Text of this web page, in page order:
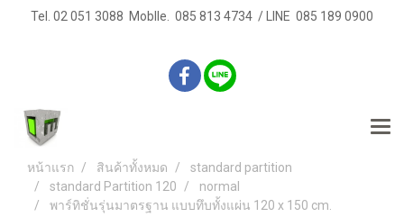
Tel. 02 051 3088 Moblle. 085 813 4734 / LINE 085 189 0900
หน้าแรก สินค้าทั้งหมด
standard partition
standard Partition 120
normal
พาร์ทิชั่นรุ่นมาตรฐาน แบบทึบทั้งแผ่น 120 x 150 cm.